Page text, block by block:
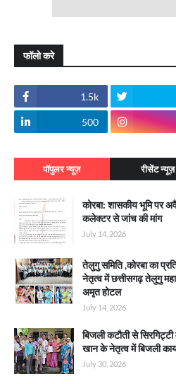
फॉलो करे
1.5k
500
पॉपुलर न्यूज़ रीसेंट न्यूज़
कोरबा: शासकीय भूमि पर
कलेक्टर से जांच की मांग
July 14, 2026
तेलुगु समिति ,कोरबा का
नेतृत्व में छत्तीसगढ़ तेलुगु
अमृत होटल
July 14, 2026
बिजली कटौती से
खान के नेतृत्व में बिजली
July 30, 2026